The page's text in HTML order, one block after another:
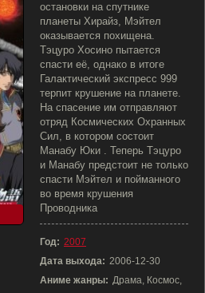
остановки на спутнике
планеты Хирайз, Мэйтел
оказывается похищена.
Тэцуро Хосино пытается
спасти её, однако в итоге
Галактический экспресс 999
терпит крушение на планете.
На спасение им отправляют
отряд Космических Охранных
Сил, в котором состоит
Манабу Юки . Теперь Тэцуро
и Манабу предстоит не только
спасти Мэйтел и пойманного
во время крушения
Проводника
Год: 2007
Дата выхода: 2006-12-30
Аниме жанры: Драма, Космос,